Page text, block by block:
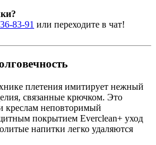
83-91 или переходите в чат!
плетения имитирует нежный
связанные крючком. Это
креслам неповторимый
покрытием Everclean+ уход
напитки легко удаляются